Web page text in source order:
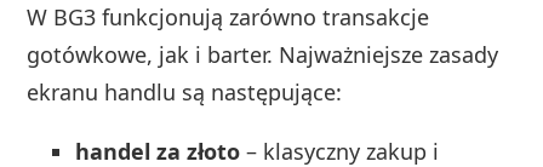
W BG3 funkcjonują zarówno transakcje
gotówkowe, jak i barter. Najważniejsze zasady
ekranu handlu są następujące:
handel za złoto – klasyczny zakup i